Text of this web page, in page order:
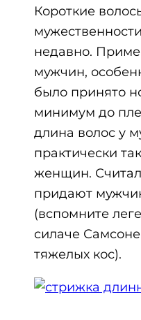
Короткие
недавно.
мужчин,
было принято
минимум до
длина волос у
практически
женщин.
придают
(вспомните
силаче
тяжелых кос).